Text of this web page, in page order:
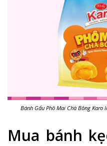
Bánh Gấu Phô Mai Chà Bông
Mua bánh